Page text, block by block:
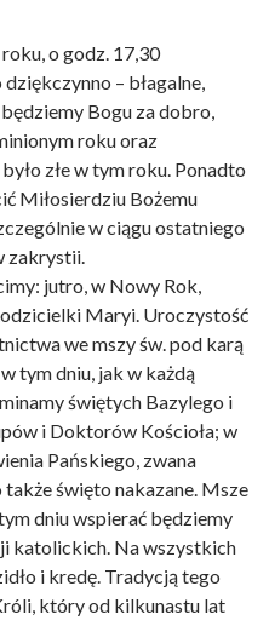
o godz. 17,30
– błagalne,
Bogu za dobro,
roku oraz
złe w tym roku. Ponadto
Miłosierdziu Bożemu
w ciągu ostatniego
zakrystii.
jutro, w Nowy Rok,
Maryi. Uroczystość
we mszy św. pod karą
tym dniu, jak w każdą
świętych Bazylego i
i Doktorów Kościoła; w
Pańskiego, zwana
święto nakazane. Msze
dniu wspierać będziemy
katolickich. Na wszystkich
i kredę. Tradycją tego
który od kilkunastu lat